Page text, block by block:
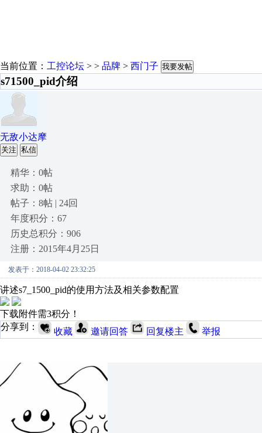
当前位置： 工控论坛 > > 品牌 > 西门子 我要发帖
s71500_pid介绍
无敌小达摩
关注 私信
精华：0帖
求助：0帖
帖子：8帖 | 24回
年度积分：67
历史总积分：906
注册：2015年4月25日
发表于：2018-04-02 23:32:25
讲述s7_1500_pid的使用方法及相关参数配置
下载附件需3积分！
分享到：
收藏 邀请回答 回复楼主 举报